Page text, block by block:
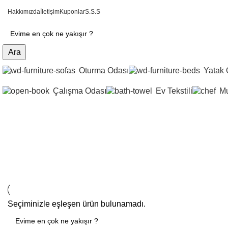
HakkımızdaİletişimKuponlarS.S.S
Ara
Oturma Odası Yatak
Çalışma Odası Ev Tekstili
Seçiminizle eşleşen ürün bulunamadı.